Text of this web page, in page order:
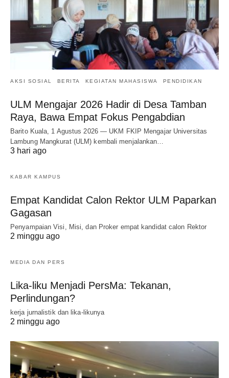
AKSI SOSIAL BERITA KEGIATAN MAHASISWA PENDIDIKAN
ULM Mengajar 2026 Hadir di Desa Tamban
Raya, Bawa Empat Fokus Pengabdian
Barito Kuala, 1 Agustus 2026 — UKM FKIP Mengajar Universitas
Lambung Mangkurat (ULM) kembali menjalankan…
3 hari ago
KABAR KAMPUS
Empat Kandidat Calon Rektor ULM Paparkan
Gagasan
Penyampaian Visi, Misi, dan Proker empat kandidat calon Rektor
2 minggu ago
MEDIA DAN PERS
Lika-liku Menjadi PersMa: Tekanan,
Perlindungan?
kerja jurnalistik dan lika-likunya
2 minggu ago